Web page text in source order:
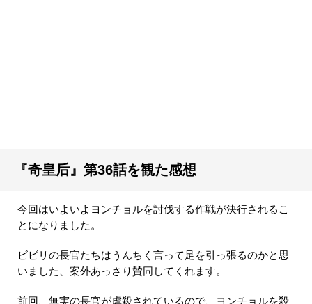
『奇皇后』第36話を観た感想
今回はいよいよヨンチョルを討伐する作戦が決行されるこ
とになりました。
ビビリの長官たちはうんちく言って足を引っ張るのかと思
いました、案外あっさり賛同してくれます。
前回、無実の長官が虐殺されているので、ヨンチョルを殺